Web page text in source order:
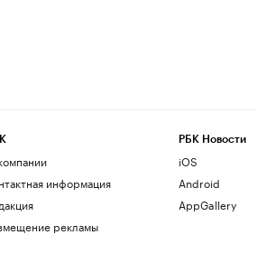
информация
рекламы
РБК Новости
iOS
Android
AppGallery